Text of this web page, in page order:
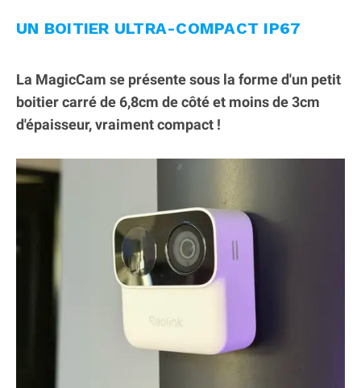
UN BOITIER ULTRA-COMPACT IP67
La MagicCam se présente sous la forme d'un petit
boitier carré de 6,8cm de côté et moins de 3cm
d'épaisseur, vraiment compact !